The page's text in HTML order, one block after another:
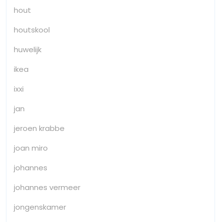
hout
houtskool
huwelijk
ikea
ixxi
jan
jeroen krabbe
joan miro
johannes
johannes vermeer
jongenskamer